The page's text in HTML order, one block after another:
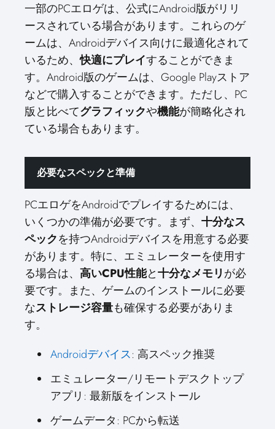
一部のPCエロゲは、公式にAndroid版がリリ
ースされている場合があります。これらのゲ
ームは、Androidデバイス向けに最適化されて
いるため、快適にプレイすることができま
す。Android版のゲームは、Google Playストア
などで購入することができます。ただし、PC
版と比べてグラフィックや機能が簡略化され
ている場合もあります。
必要なスペックと準備
PCエロゲをAndroidでプレイするためには、
いくつかの準備が必要です。まず、 十分なス
ペックを持つAndroidデバイスを用意する必要
があります。特に、エミュレーターを使用す
る場合は、 高いCPU性能と十分なメモリが必
要です。また、ゲームのインストールに必要
なストレージ容量も確保する必要がありま
す。
Androidデバイス: 高スペック推奨
エミュレーター/リモートデスクトップ
アプリ: 最新版をインストール
ゲームデータ: PCから転送